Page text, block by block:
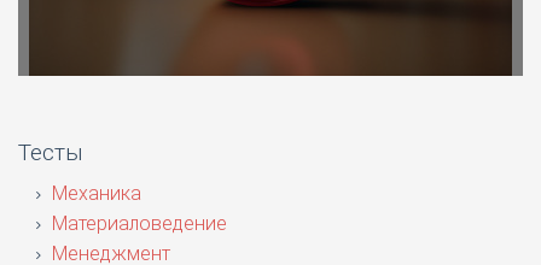
Тесты
Механика
Материаловедение
Менеджмент